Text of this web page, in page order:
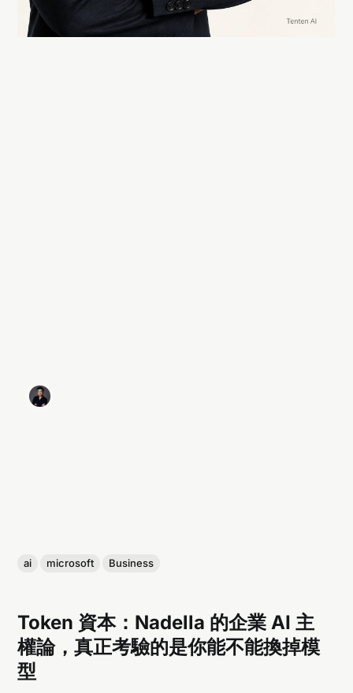
ai microsoft Business
Token 資本：Nadella 的企業 AI 主
權論，真正考驗的是你能不能換掉模
型